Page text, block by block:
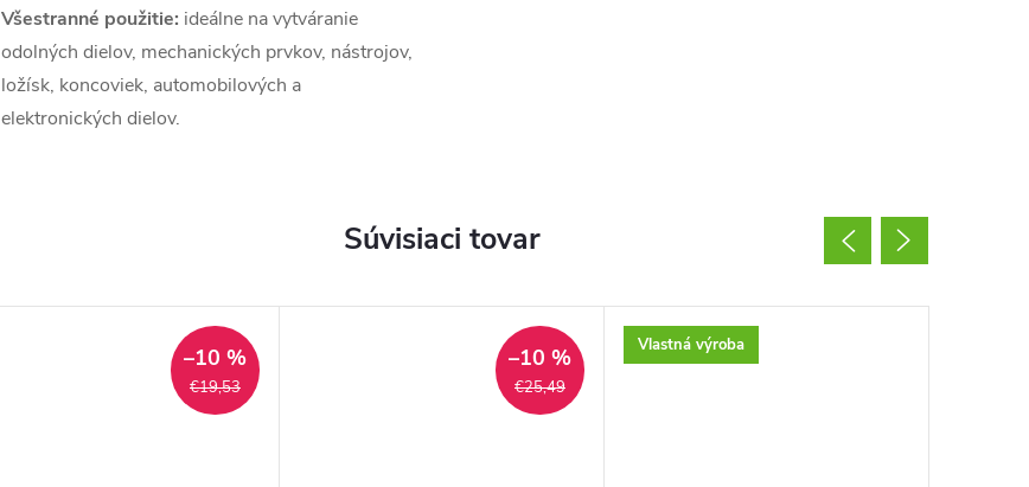
Všestranné použitie: ideálne na vytváranie
odolných dielov, mechanických prvkov, nástrojov,
ložísk, koncoviek, automobilových a
elektronických dielov.
Súvisiaci tovar
€19,53
–10 %
€25,49
–10 % Vlastná výroba